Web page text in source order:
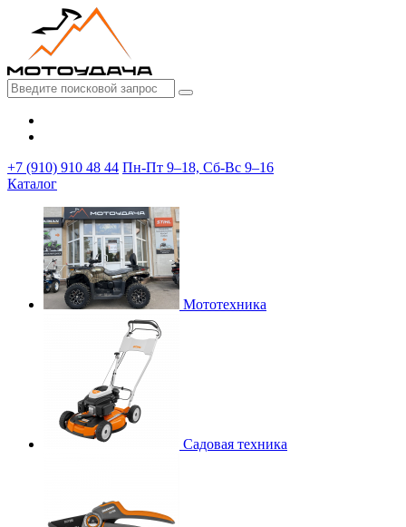
+7 (910) 910 48 44 Пн-Пт 9–18, Сб-Вс 9–16
Каталог
Мототехника
Садовая техника